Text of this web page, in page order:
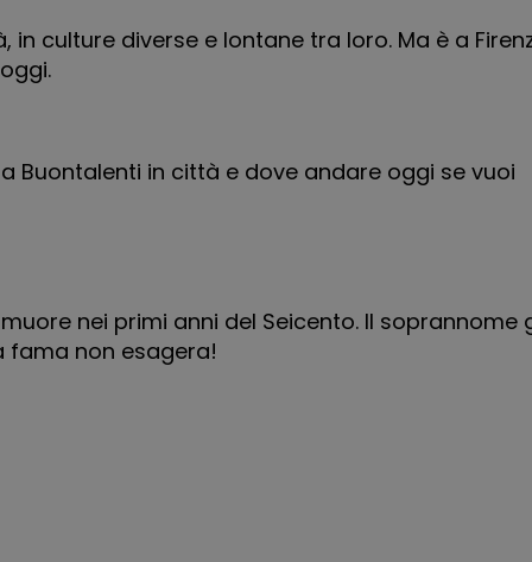
culture diverse e lontane tra loro. Ma è a
in città e dove andare oggi se vuoi
nei primi anni del Seicento. Il soprannome
fama non esagera!